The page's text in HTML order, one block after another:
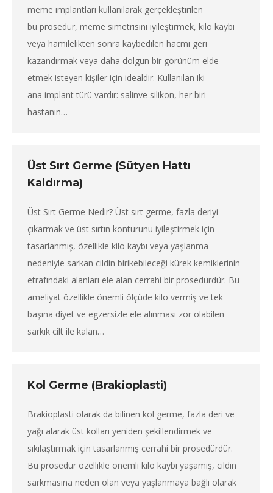
meme implantları kullanılarak gerçekleştirilen
bu prosedür, meme simetrisini iyileştirmek, kilo kaybı
veya hamilelikten sonra kaybedilen hacmi geri
kazandırmak veya daha dolgun bir görünüm elde
etmek isteyen kişiler için idealdir. Kullanılan iki
ana implant türü vardır: salinve silikon, her biri
hastanın…
Üst Sırt Germe (Sütyen Hattı
Kaldırma)
Üst Sırt Germe Nedir? Üst sırt germe, fazla deriyi
çıkarmak ve üst sırtın konturunu iyileştirmek için
tasarlanmış, özellikle kilo kaybı veya yaşlanma
nedeniyle sarkan cildin birikebileceği kürek kemiklerinin
etrafındaki alanları ele alan cerrahi bir prosedürdür. Bu
ameliyat özellikle önemli ölçüde kilo vermiş ve tek
başına diyet ve egzersizle ele alınması zor olabilen
sarkık cilt ile kalan…
Kol Germe (Brakioplasti)
Brakioplasti olarak da bilinen kol germe, fazla deri ve
yağı alarak üst kolları yeniden şekillendirmek ve
sıkılaştırmak için tasarlanmış cerrahi bir prosedürdür.
Bu prosedür özellikle önemli kilo kaybı yaşamış, cildin
sarkmasına neden olan veya yaşlanmaya bağlı olarak